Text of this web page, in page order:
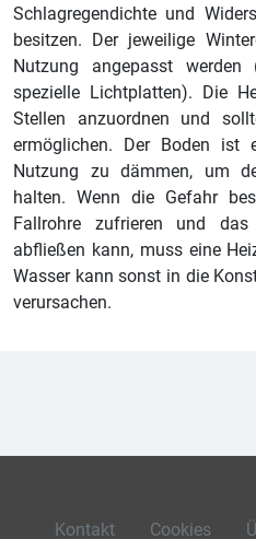
Schlagregendichte und
besitzen. Der jeweilige
Nutzung angepasst werden
spezielle Lichtplatten). Die
Stellen anzuordnen und
ermöglichen. Der Boden ist
Nutzung zu dämmen, um
halten. Wenn die Gefahr
Fallrohre zufrieren und
abfließen kann, muss eine
Wasser kann sonst in die
verursachen.
Kontakt Cookies